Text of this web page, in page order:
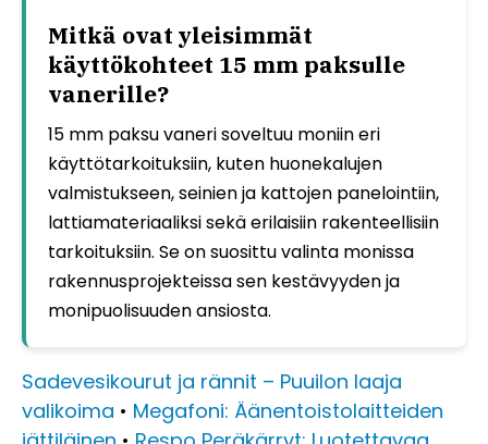
Mitkä ovat yleisimmät
käyttökohteet 15 mm paksulle
vanerille?
15 mm paksu vaneri soveltuu moniin eri
käyttötarkoituksiin, kuten huonekalujen
valmistukseen, seinien ja kattojen panelointiin,
lattiamateriaaliksi sekä erilaisiin rakenteellisiin
tarkoituksiin. Se on suosittu valinta monissa
rakennusprojekteissa sen kestävyyden ja
monipuolisuuden ansiosta.
Sadevesikourut ja rännit – Puuilon laaja
valikoima • Megafoni: Äänentoistolaitteiden